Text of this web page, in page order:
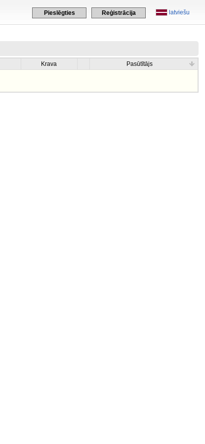
latviešu
Pieslēgties Reģistrācija
Krava
Pasūtītājs